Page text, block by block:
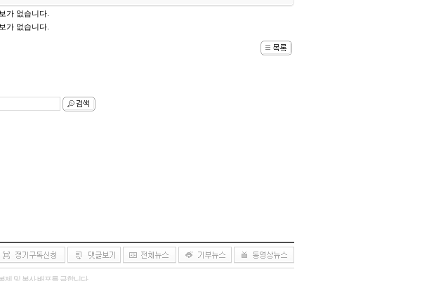
가 없습니다.
가 없습니다.
제 및 복사 배포를 금합니다